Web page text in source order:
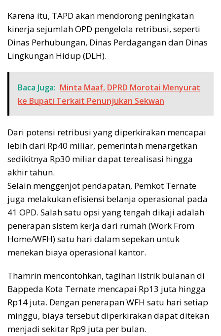
Karena itu, TAPD akan mendorong peningkatan
kinerja sejumlah OPD pengelola retribusi, seperti
Dinas Perhubungan, Dinas Perdagangan dan Dinas
Lingkungan Hidup (DLH).
Baca Juga: Minta Maaf, DPRD Morotai Menyurat
ke Bupati Terkait Penunjukan Sekwan
Dari potensi retribusi yang diperkirakan mencapai
lebih dari Rp40 miliar, pemerintah menargetkan
sedikitnya Rp30 miliar dapat terealisasi hingga
akhir tahun.
Selain menggenjot pendapatan, Pemkot Ternate
juga melakukan efisiensi belanja operasional pada
41 OPD. Salah satu opsi yang tengah dikaji adalah
penerapan sistem kerja dari rumah (Work From
Home/WFH) satu hari dalam sepekan untuk
menekan biaya operasional kantor.
Thamrin mencontohkan, tagihan listrik bulanan di
Bappeda Kota Ternate mencapai Rp13 juta hingga
Rp14 juta. Dengan penerapan WFH satu hari setiap
minggu, biaya tersebut diperkirakan dapat ditekan
menjadi sekitar Rp9 juta per bulan.